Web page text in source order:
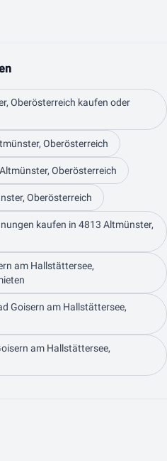
Oberösterreich kaufen oder
Oberösterreich
Oberösterreich
Oberösterreich
kaufen in 4813 Altmünster,
am Hallstättersee,
Goisern am Hallstättersee,
am Hallstättersee,